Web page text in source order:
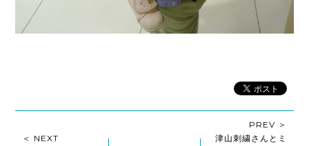
＜ NEXT
PREV ＞
津山刺繍さんとミ